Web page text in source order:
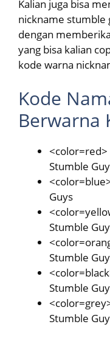
Kalian juga bisa
nickname stumble
dengan
yang bisa kalian
kode warna
Kode
Berwarna
<color=red>
Stumble
Guys
Stumble
Stumble
Stumble
Stumble